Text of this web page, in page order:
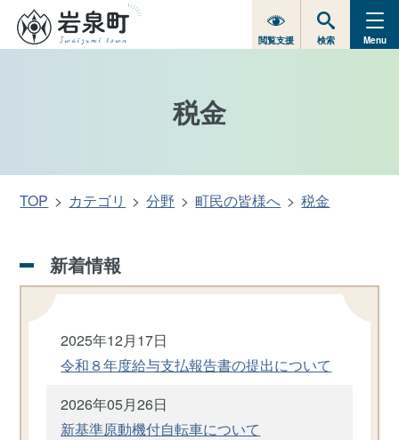
閲覧支援 検索 Menu
税金
TOP カテゴリ 分野 町民の皆様へ 税金
新着情報
2025年12月17日
令和８年度給与支払報告書の提出について
2026年05月26日
新基準原動機付自転車について